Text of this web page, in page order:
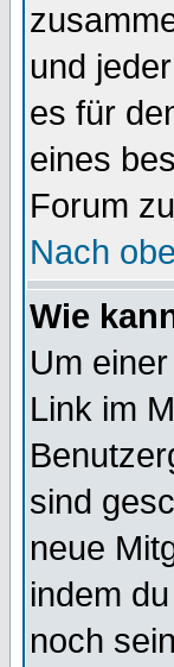
und
es für
eines
Forum
Nach
Wie
Um
Link im
sind
neue
indem
noch